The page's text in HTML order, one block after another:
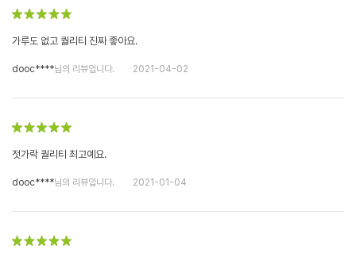
가루도 없고 퀄리티 진짜 좋아요.
dooc****님의 리뷰입니다. 2021-04-02
젓가락 퀄리티 최고예요.
dooc****님의 리뷰입니다. 2021-01-04